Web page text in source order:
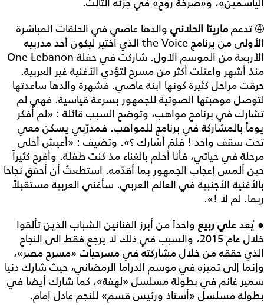
➃ تدعمماريتا الحلاني والدها عاصي في الحلقات المباشرة
الأولى من برنامجthe Voice الذي اختير ليكون أحد مدربيه
الأربعة من الموسم الأول. شاركت في حفلة One Lebanon
منذ أشهر واعتلت أكثر من مسرح لتؤدي الأغنية غير العربية.
حرقت مراحل كثيرة كونها ابنة عاصي. فشهرة والدها ساعدتها
لتوصل موهبتها الصوتية للجمهور بسرعة قياسية. فهي لم
تشارك في برنامج مواهب، وتوضح السبب قائلة : «لم أفكر
يوماً بالمشاركة في برنامج للمواهب. فمدرّبي يسكن معي
تحت سقف واحد ! فلمَ أشارك ؟». وتضيف : «أعيش أحلى
مرحلة في حياتي، فأنا أحلم بالغناء مذ كنت طفلة. وأفرح كثيراً
حين ألمس إعجاب الجمهور بما أقدّمه. استطعتُ أن أحقق نجاحاَ
بالأغنية الأجنبية في العالم العربي. سأغني العربية مستقبلاً
ربما. لم لا !».
● يُعدعلي ربيع واحداً من أبرز الفنانين الشباب الذين تألقوا
خلال عام 2015، والسبب في ذلك لا يرجع فقط الى النجاح
الذي حققه من خلال مشاركته في مسرحيات «مسرح مصر»،
وإنما إلى تميزه في موسم الدراما الرمضاني، حيث شارك دنيا
سمير غانم في بطولة مسلسل «لهفة»، كما شارك أيضاً في
بطولة مسلسل «أستاذ ورئيس قسم» للنجم عادل إمام.